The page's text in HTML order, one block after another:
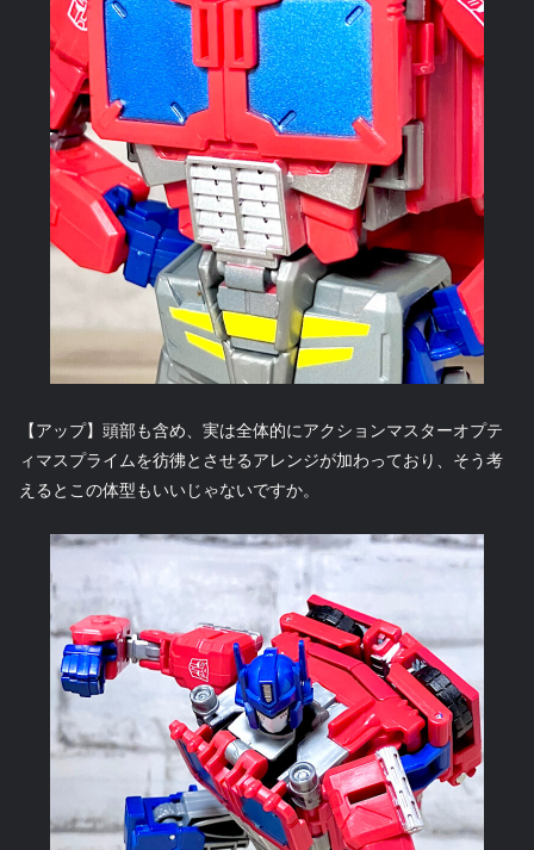
【アップ】頭部も含め、実は全体的にアクションマスターオプテ
ィマスプライムを彷彿とさせるアレンジが加わっており、そう考
えるとこの体型もいいじゃないですか。